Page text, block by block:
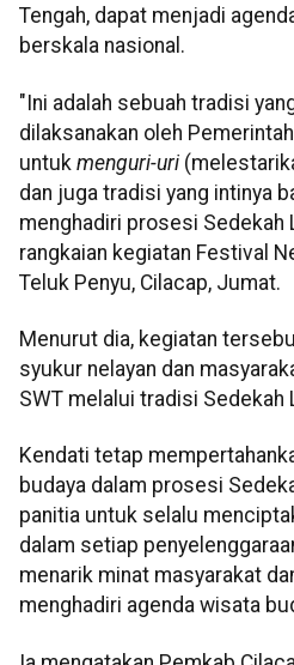
Tengah, dapat menjadi
berskala nasional.
"Ini adalah sebuah tradisi
dilaksanakan oleh
untuk menguri-uri
dan juga tradisi yang intinya
menghadiri prosesi Sedekah
rangkaian kegiatan Festival
Teluk Penyu, Cilacap, Jumat.
Menurut dia, kegiatan
syukur nelayan dan
SWT melalui tradisi Sedekah
Kendati tetap
budaya dalam prosesi
panitia untuk selalu
dalam setiap
menarik minat masyarakat
menghadiri agenda wisata